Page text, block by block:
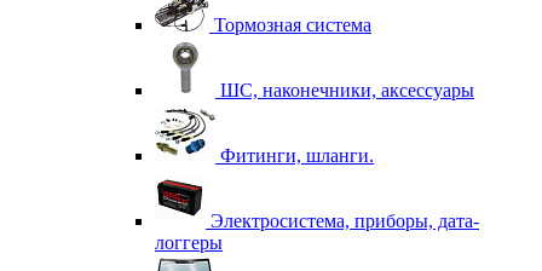
Тормозная система
ШС, наконечники, аксессуары
Фитинги, шланги.
Электросистема, приборы, дата-
логгеры